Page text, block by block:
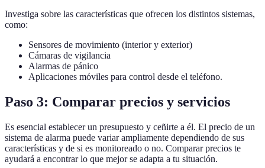
Investiga sobre las características que ofrecen los distintos sistemas,
como:
Sensores de movimiento (interior y exterior)
Cámaras de vigilancia
Alarmas de pánico
Aplicaciones móviles para control desde el teléfono.
Paso 3: Comparar precios y servicios
Es esencial establecer un presupuesto y ceñirte a él. El precio de un
sistema de alarma puede variar ampliamente dependiendo de sus
características y de si es monitoreado o no. Comparar precios te
ayudará a encontrar lo que mejor se adapta a tu situación.